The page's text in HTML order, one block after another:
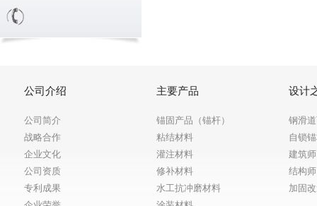
公司介绍
公司简介
战略合作
企业文化
公司资质
专利成果
主要产品
锚固产品（锚杆）
粘结材料
灌注材料
修补材料
水工抗冲磨材料
设计
钢滑
自锁
建筑
结构
加固